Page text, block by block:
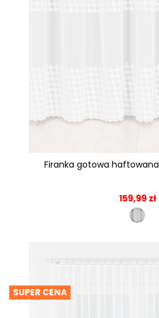
Firanka gotowa haftowana
159,99 zł
SUPER CENA